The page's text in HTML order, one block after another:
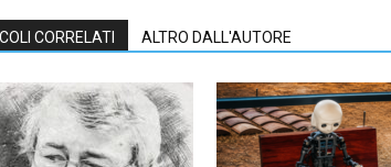
CORRELATI ALTRO DALL'AUTORE